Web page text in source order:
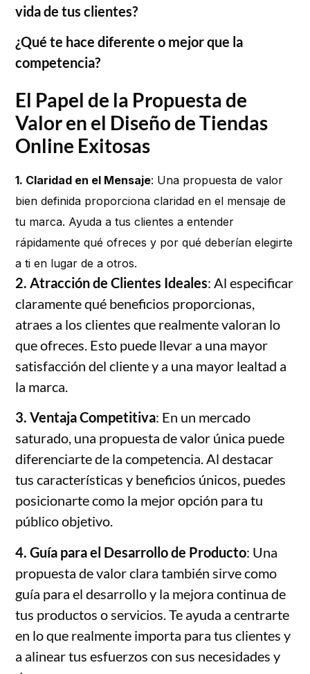
vida de tus clientes?
¿Qué te hace diferente o mejor que la
competencia?
El Papel de la Propuesta de
Valor en el Diseño de Tiendas
Online Exitosas
1. Claridad en el Mensaje: Una propuesta de valor
bien definida proporciona claridad en el mensaje de
tu marca. Ayuda a tus clientes a entender
rápidamente qué ofreces y por qué deberían elegirte
a ti en lugar de a otros.
2. Atracción de Clientes Ideales: Al especificar
claramente qué beneficios proporcionas,
atraes a los clientes que realmente valoran lo
que ofreces. Esto puede llevar a una mayor
satisfacción del cliente y a una mayor lealtad a
la marca.
3. Ventaja Competitiva: En un mercado
saturado, una propuesta de valor única puede
diferenciarte de la competencia. Al destacar
tus características y beneficios únicos, puedes
posicionarte como la mejor opción para tu
público objetivo.
4. Guía para el Desarrollo de Producto: Una
propuesta de valor clara también sirve como
guía para el desarrollo y la mejora continua de
tus productos o servicios. Te ayuda a centrarte
en lo que realmente importa para tus clientes y
a alinear tus esfuerzos con sus necesidades y